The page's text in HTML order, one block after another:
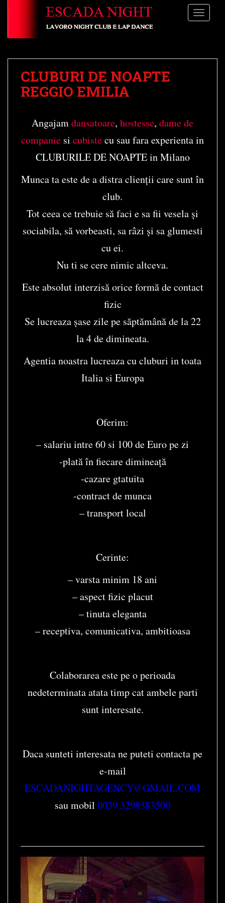
CLUBURI DE NOAPTE
REGGIO EMILIA
Angajamdansatoare, hostesse, dame de
companie si cubistecu sau fara experienta in
CLUBURILE DE NOAPTE in Milano
Munca ta este de a distra clienții care sunt în
club.
Tot ceea ce trebuie să faci e sa fii vesela și
sociabila, să vorbeasti, sa râzi și sa glumesti
cu ei.
Nu ti se cere nimic altceva.
Este absolut interzisă orice formă de contact
fizic
Se lucreaza șase zile pe săptămână de la 22
la 4 de dimineata.
Agentia noastra lucreaza cu cluburi in toata
Italia si Europa
Oferim:
– salariu intre 60 si 100 de Euro pe zi
-plată în fiecare dimineață
-cazare gtatuita
-contract de munca
– transport local
Cerinte:
– varsta minim 18 ani
– aspect fizic placut
– tinuta eleganta
– receptiva, comunicativa, ambitioasa
Colaborarea este pe o perioada
nedeterminata atata timp cat ambele parti
sunt interesate.
Daca sunteti interesata ne puteti contacta pe
e-mail
ESCADANIGHTAGENCY@GMAIL.COM
sau mobil 0039 3298383500